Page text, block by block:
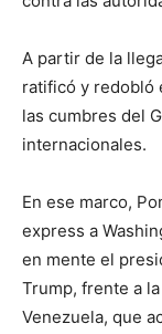
A partir de la
ratificó y redobló
las cumbres del
internacionales.
En ese marco,
express a
en mente el
Trump, frente a
Venezuela, que